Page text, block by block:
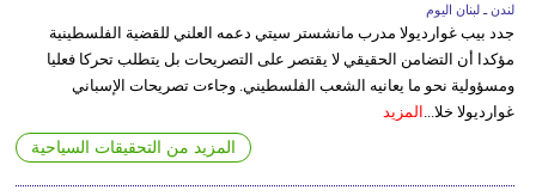
لندن ـ لبنان اليوم
جدد بيب غوارديولا مدرب مانشستر سيتي دعمه العلني للقضية الفلسطينية
مؤكدا أن التضامن الحقيقي لا يقتصر على التصريحات بل يتطلب تحركا فعليا
ومسؤولية نحو ما يعانيه الشعب الفلسطيني. وجاءت تصريحات الإسباني
غوارديولا خلا...
المزيد
المزيد من التحقيقات السياحية